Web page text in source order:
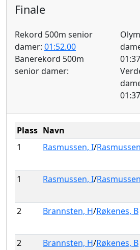
Finale
Rekord 500m senior
damer: 01:52.00
Banerekord 500m
senior damer:
Plass Navn
1
Rasmussen, I/
1 Rasmussen, I/
2 Brannsten, H/Røkenes, B
2 Brannsten, H/Røkenes, B